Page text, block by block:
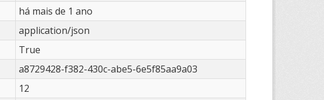
há mais de 1 ano
application/json
True
a8729428-f382-430c-abe5-6e5f85aa9a03
12